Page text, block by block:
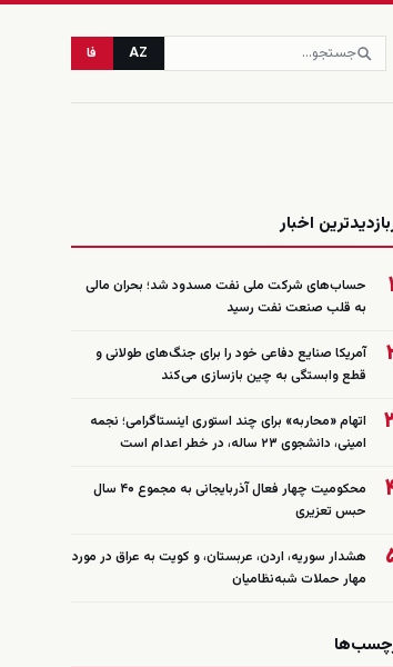
AZ فا
اخبار
۱
حساب‌های شرکت ملی نفت مسدود شد؛ بحران مالی
به قلب صنعت نفت رسید
آمریکا صنایع دفاعی خود را برای جنگ‌های طولانی و
قطع وابستگی به چین بازسازی می‌کند
اتهام «محاربه» برای چند استوری اینستاگرامی؛ نجمه
امینی، دانشجوی ۲۳ ساله، در خطر اعدام است
محکومیت چهار فعال آذربایجانی به مجموع ۴۰ سال
حبس تعزیری
هشدار سوریه، اردن، عربستان، و کویت به عراق در مورد
مهار حملات شبه‌نظامیان